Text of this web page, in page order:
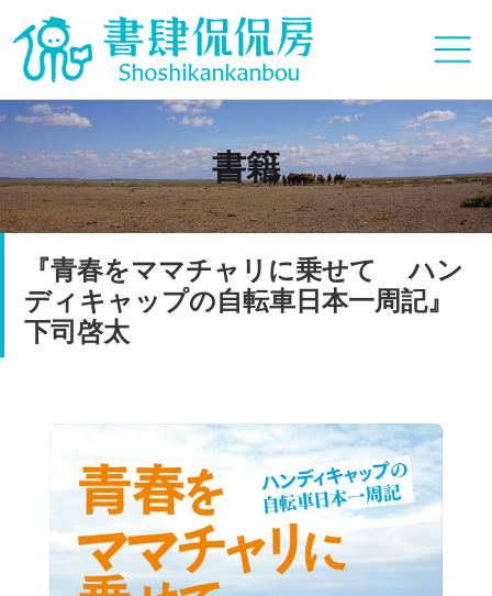
書籍
『青春をママチャリに乗せて ハン
ディキャップの自転車日本一周記』
下司啓太